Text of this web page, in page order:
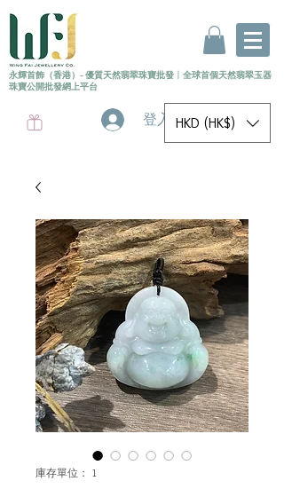
永輝首飾（香港）- 優質天然翡翠珠寶批發 〡 全球首個天然翡翠玉器
珠寶公開批發網上平台
登入 HKD (HK$)
庫存單位： 1